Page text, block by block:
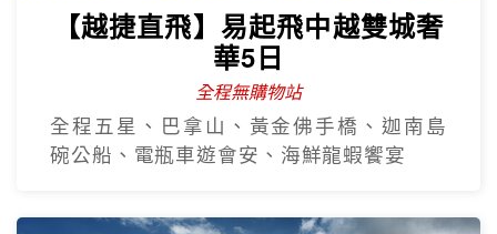
【越捷直飛】易起飛中越雙城奢
華5日
全程無購物站
全程五星、巴拿山、黃金佛手橋、迦南島
碗公船、電瓶車遊會安、海鮮龍蝦饗宴